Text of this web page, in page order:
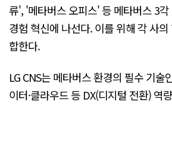
류', '메타버스 오피스' 등 메타버스 3
경험 혁신에 나선다. 이를 위해 각 사
합한다.
LG CNS는 메타버스 환경의 필수 기술
이터·클라우드 등 DX(디지털 전환) 역